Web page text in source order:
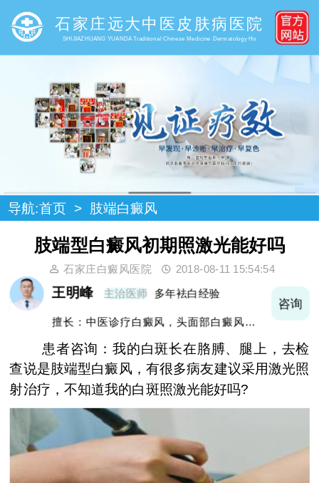
石家庄远大中医皮肤病医院
SHIJIAZHUANG YUANDA Traditional Chinese Medicine Dermatology Ho
导航:首页 > 肢端白癜风
肢端型白癜风初期照激光能好吗
石家庄白癜风医院 2018-08-11 15:54:54
王明峰 主治医师 多年袪白经验
擅长：中医诊疗白癜风，头面部白癜风，青
咨询
患者咨询：我的白斑长在胳膊、腿上，去检
查说是肢端型白癜风，有很多病友建议采用激光照
射治疗，不知道我的白斑照激光能好吗?